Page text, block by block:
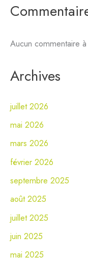
Aucun commentaire
Archives
juillet 2026
mai 2026
mars 2026
février 2026
septembre 2025
août 2025
juillet 2025
juin 2025
mai 2025